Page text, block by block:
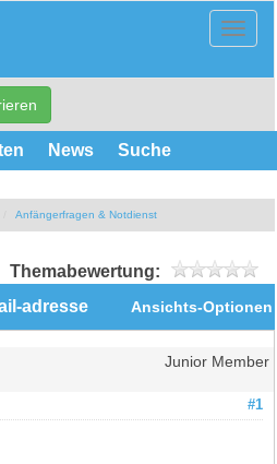
News Suche
Anfängerfragen & Notdienst
Themabewertung:
Ansichts-Optionen
adresse
Junior Member
#1